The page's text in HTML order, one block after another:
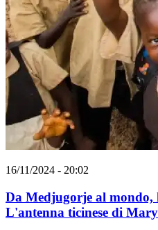
16/11/2024 - 20:02
Da Medjugorje al mondo,
L'antenna ticinese di